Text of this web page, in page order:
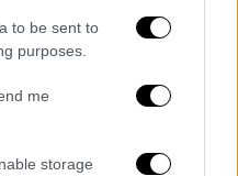
to be sent to
purposes.
me
storage
τηςCredit Suisse
έχουν
τις αντιδράσεις